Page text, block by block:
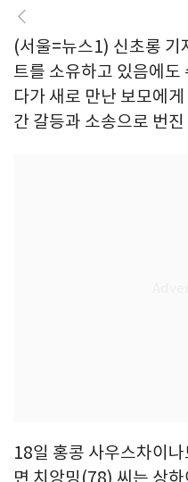
(서울=뉴스1) 신초롱 기
트를 소유하고 있음에
다가 새로 만난 보모에
간 갈등과 소송으로 번
18일 홍콩 사우스차이
면 치앙밍(78) 씨는 상